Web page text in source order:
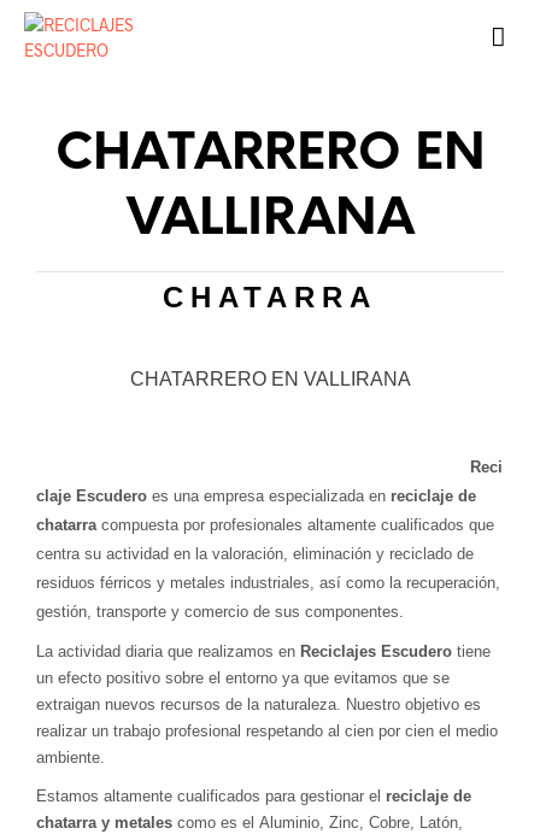
CHATARRERO EN
VALLIRANA
CHATARRA
CHATARRERO EN VALLIRANA
Reci
claje Escudero es una empresa especializada en reciclaje de
chatarracompuesta por profesionales altamente cualificados que
centra su actividad en la valoración, eliminación y reciclado de
residuos férricos y metales industriales, así como la recuperación,
gestión, transporte y comercio de sus componentes.
La actividad diaria que realizamos en Reciclajes Escudero tiene
un efecto positivo sobre el entorno ya que evitamos que se
extraigan nuevos recursos de la naturaleza. Nuestro objetivo es
realizar un trabajo profesional respetando al cien por cien el medio
ambiente.
Estamos altamente cualificados para gestionar el reciclaje de
chatarra y metales como es el Aluminio, Zinc, Cobre, Latón,